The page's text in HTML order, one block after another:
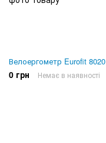
Велоергометр Eurofit 8020
0 грн Немає в наявності